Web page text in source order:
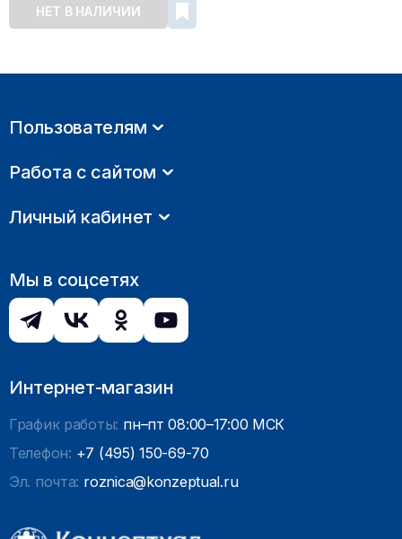
НЕТ В НАЛИЧИИ
Пользователям
Работа с сайтом
Личный кабинет
Мы в соцсетях
Интернет-магазин
График работы: пн–пт 08:00–17:00 МСК
Телефон: +7 (495) 150-69-70
Эл. почта: roznica@konzeptual.ru